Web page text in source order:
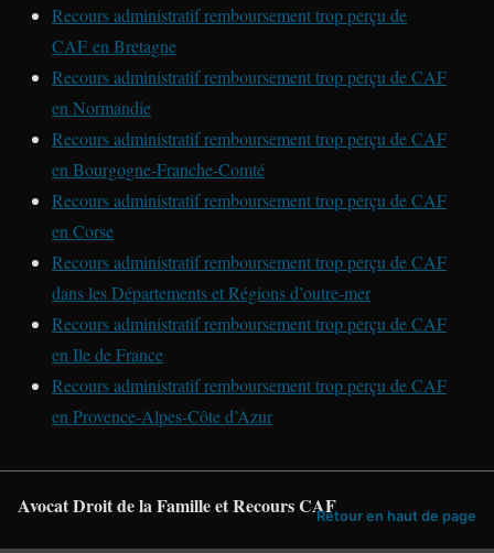
Recours administratif remboursement trop perçu de
CAF en Bretagne
Recours administratif remboursement trop perçu de CAF
en Normandie
Recours administratif remboursement trop perçu de CAF
en Bourgogne-Franche-Comté
Recours administratif remboursement trop perçu de CAF
en Corse
Recours administratif remboursement trop perçu de CAF
dans les Départements et Régions d’outre-mer
Recours administratif remboursement trop perçu de CAF
en Ile de France
Recours administratif remboursement trop perçu de CAF
en Provence-Alpes-Côte d’Azur
Avocat Droit de la Famille et Recours CAFRetour en haut de page